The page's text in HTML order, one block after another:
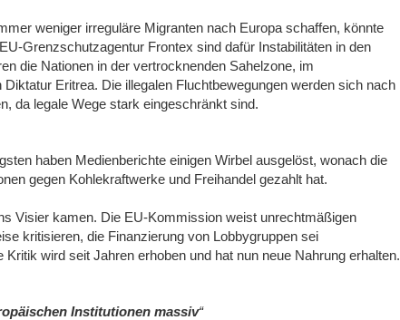
weniger irreguläre Migranten nach Europa schaffen, könnte
Grenzschutzagentur Frontex sind dafür Instabilitäten in den
die Nationen in der vertrocknenden Sahelzone, im
Eritrea. Die illegalen Fluchtbewegungen werden sich nach
da legale Wege stark eingeschränkt sind.
haben Medienberichte einigen Wirbel ausgelöst, wonach die
gegen Kohlekraftwerke und Freihandel gezahlt hat.
Visier kamen. Die EU-Kommission weist unrechtmäßigen
kritisieren, die Finanzierung von Lobbygruppen sei
wird seit Jahren erhoben und hat nun neue Nahrung erhalten.
Institutionen massiv“